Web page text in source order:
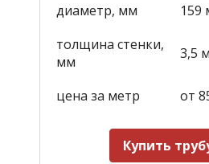
диаметр, мм
159
толщина стенки,
мм
3,5
цена за метр от
Купить